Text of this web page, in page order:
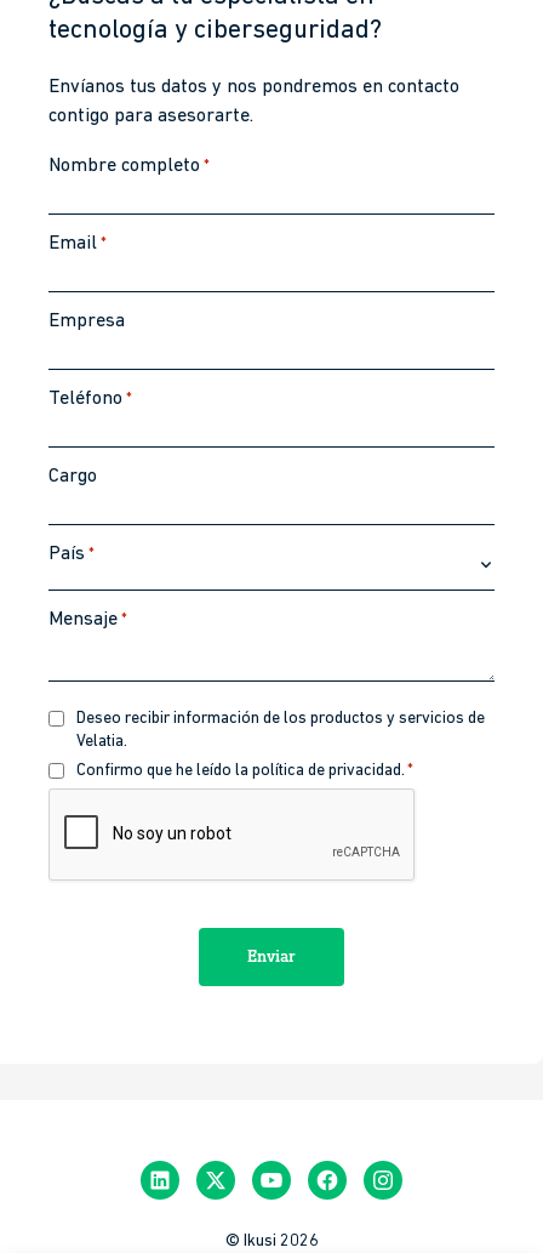
tecnología y ciberseguridad?
Envíanos tus datos y nos pondremos en contacto
contigo para asesorarte.
Nombre completo *
Email *
Empresa
Teléfono *
Cargo
País *
Mensaje *
Recibir
información
Deseo recibir información de los productos y servicios de
Velatia.
Política
de
privacidad
Confirmo que he leído la política de privacidad. *
© Ikusi 2026